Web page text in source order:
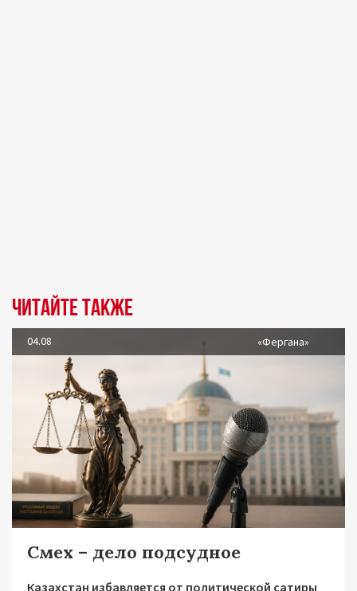
Читайте также
04.08 «Фергана»
Смех – дело подсудное
Казахстан избавляется от политической сатиры